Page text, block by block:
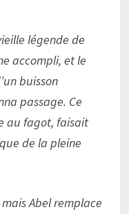
légende de
accompli, et le
buisson
passage. Ce
au fagot, faisait
de la pleine
mais Abel remplace